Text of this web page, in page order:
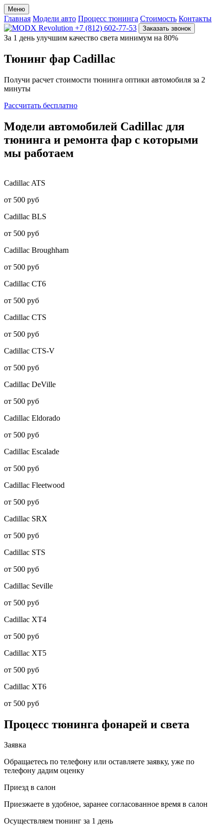
Меню
Главная Модели авто Процесс тюнинга Стоимость Контакты
+7 (812) 602-77-53
Заказать звонок
За 1 день улучшим качество света минимум на 80%
Тюнинг фар Cadillac
Получи расчет стоимости тюнинга оптики автомобиля за 2
минуты
Рассчитать бесплатно
Модели автомобилей Cadillac для
тюнинга и ремонта фар с которыми
мы работаем
Cadillac ATS
от 500 руб
Cadillac BLS
от 500 руб
Cadillac Broughham
от 500 руб
Cadillac CT6
от 500 руб
Cadillac CTS
от 500 руб
Cadillac CTS-V
от 500 руб
Cadillac DeVille
от 500 руб
Cadillac Eldorado
от 500 руб
Cadillac Escalade
от 500 руб
Cadillac Fleetwood
от 500 руб
Cadillac SRX
от 500 руб
Cadillac STS
от 500 руб
Cadillac Seville
от 500 руб
Cadillac XT4
от 500 руб
Cadillac XT5
от 500 руб
Cadillac XT6
от 500 руб
Процесс тюнинга фонарей и света
Заявка
Обращаетесь по телефону или оставляете заявку, уже по
телефону дадим оценку
Приезд в салон
Приезжаете в удобное, заранее согласованное время в салон
Осуществляем тюнинг за 1 день